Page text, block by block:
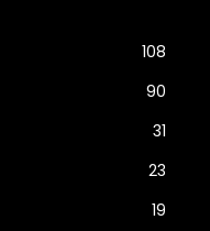
108
90
31
23
19